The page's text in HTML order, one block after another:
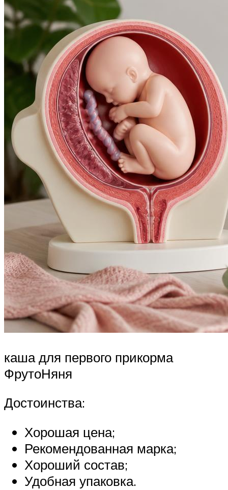
каша для первого прикорма
ФрутоНяня
Достоинства:
Хорошая цена;
Рекомендованная марка;
Хороший состав;
Удобная упаковка.